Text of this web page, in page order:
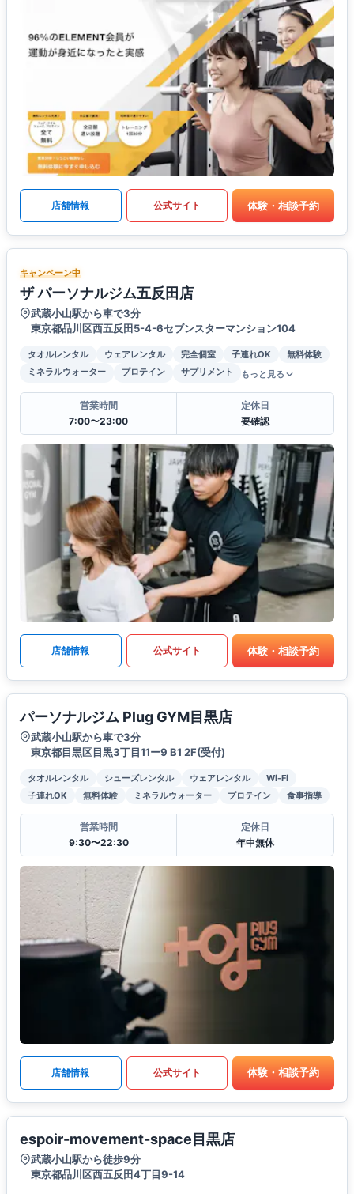
店舗情報 公式サイト 体験・相談予約
キャンペーン中
ザ パーソナルジム五反田店
武蔵小山駅から車で3分
東京都品川区西五反田5-4-6セブンスターマンション104
タオルレンタル ウェアレンタル 完全個室 子連れOK
無料体験
ミネラルウォーター
プロテイン サプリメント もっと見る
営業時間
7:00〜23:00
定休日
要確認
店舗情報 公式サイト 体験・相談予約
パーソナルジム Plug GYM目黒店
武蔵小山駅から車で3分
東京都目黒区目黒3丁目11ー9 B1 2F(受付)
タオルレンタル シューズレンタル ウェアレンタル
Wi-Fi
子連れOK
無料体験 ミネラルウォーター プロテイン 食事指導
営業時間
9:30〜22:30
定休日
年中無休
店舗情報 公式サイト 体験・相談予約
espoir-movement-space目黒店
武蔵小山駅から徒歩9分
東京都品川区西五反田4丁目9-14